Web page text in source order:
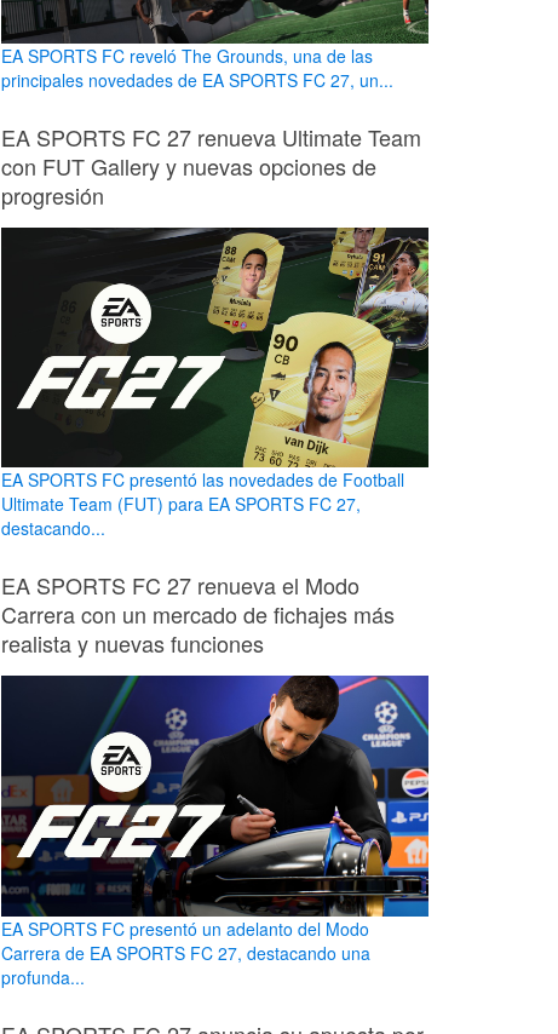
EA SPORTS FC reveló The Grounds, una de las
principales novedades de EA SPORTS FC 27, un...
EA SPORTS FC 27 renueva Ultimate Team
con FUT Gallery y nuevas opciones de
progresión
EA SPORTS FC presentó las novedades de Football
Ultimate Team (FUT) para EA SPORTS FC 27,
destacando...
EA SPORTS FC 27 renueva el Modo
Carrera con un mercado de fichajes más
realista y nuevas funciones
EA SPORTS FC presentó un adelanto del Modo
Carrera de EA SPORTS FC 27, destacando una
profunda...